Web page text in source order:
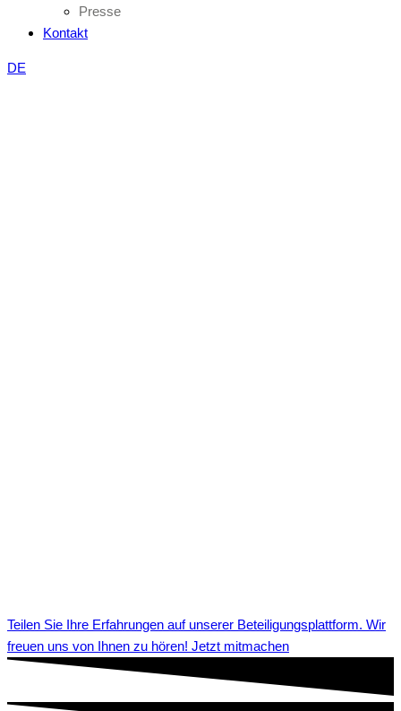
Presse
Kontakt
DE
Teilen Sie Ihre Erfahrungen auf unserer Beteiligungsplattform. Wir
freuen uns von Ihnen zu hören! Jetzt mitmachen